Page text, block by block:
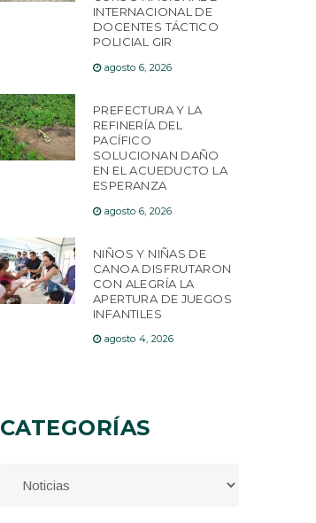
INTERNACIONAL DE
DOCENTES TÁCTICO
POLICIAL GIR
agosto 6, 2026
PREFECTURA Y LA
REFINERÍA DEL
PACÍFICO
SOLUCIONAN DAÑO
EN EL ACUEDUCTO LA
ESPERANZA
agosto 6, 2026
NIÑOS Y NIÑAS DE
CANOA DISFRUTARON
CON ALEGRÍA LA
APERTURA DE JUEGOS
INFANTILES
agosto 4, 2026
CATEGORÍAS